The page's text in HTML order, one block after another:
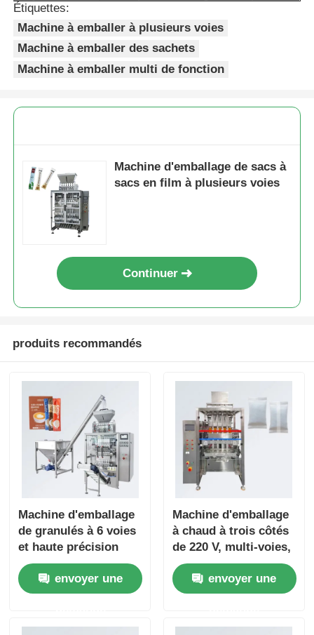
Étiquettes:
Machine à emballer à plusieurs voies
Machine à emballer des sachets
Machine à emballer multi de fonction
Machine d'emballage de sacs à
sacs en film à plusieurs voies
Continuer
produits recommandés
Machine d'emballage
de granulés à 6 voies
et haute précision
pour un emballage
multi-voies facile à
utiliser de granulés
monosodique, de
envoyer une
Machine d'emballage
à chaud à trois côtés
de 220 V, multi-voies,
pour café instantané
et poudre
d'assaisonnement
envoyer une